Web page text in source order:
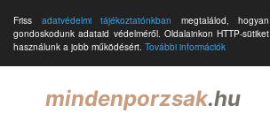
Friss adatvédelmi tájékoztatónkban megtalálod, hogyan
gondoskodunk adataid védelméről. Oldalainkon HTTP-sütiket
használunk a jobb működésért. További információk
mindenporzsak.hu